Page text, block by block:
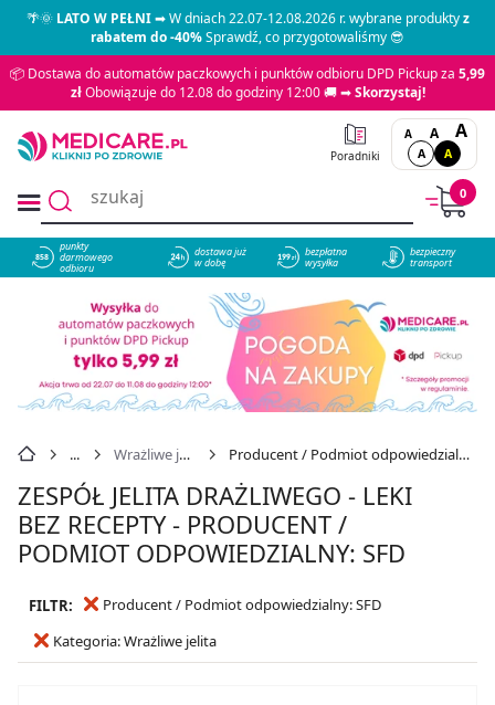
🌴🌞LATO W PEŁNI➡ W dniach 22.07-12.08.2026 r. wybrane produktyz
rabatem do -40%Sprawdź, co przygotowaliśmy 😎
📦 Dostawa do automatów paczkowych i punktów odbioru DPD Pickup za 5,99
złObowiązuje do 12.08 do godziny 12:00 🚚 ➡Skorzystaj!
Poradniki
A A A
A A
0
858
punkty
darmowego
odbioru
dostawa już
w dobę
bezpłatna
wysyłka
bezpieczny
transport
Wrażliwe jelita Producent / Podmiot odpowiedzialny: SFD
ZESPÓŁ JELITA DRAŻLIWEGO - LEKI
BEZ RECEPTY - PRODUCENT /
PODMIOT ODPOWIEDZIALNY: SFD
FILTR:
Producent / Podmiot odpowiedzialny: SFD
Kategoria: Wrażliwe jelita